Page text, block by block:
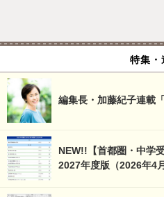
特集・
編集長・加藤紀子連載
NEW!!【首都圏・中学
2027年度版（2026年4月